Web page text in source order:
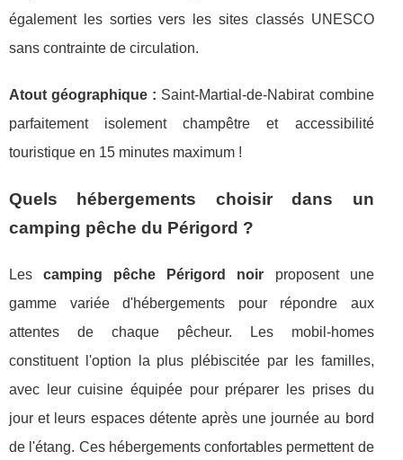
également les sorties vers les sites classés UNESCO
sans contrainte de circulation.
Atout géographique : Saint-Martial-de-Nabirat combine
parfaitement isolement champêtre et accessibilité
touristique en 15 minutes maximum !
Quels hébergements choisir dans un
camping pêche du Périgord ?
Lescamping pêche Périgord noir proposent une
gamme variée d'hébergements pour répondre aux
attentes de chaque pêcheur. Les mobil-homes
constituent l'option la plus plébiscitée par les familles,
avec leur cuisine équipée pour préparer les prises du
jour et leurs espaces détente après une journée au bord
de l'étang. Ces hébergements confortables permettent de